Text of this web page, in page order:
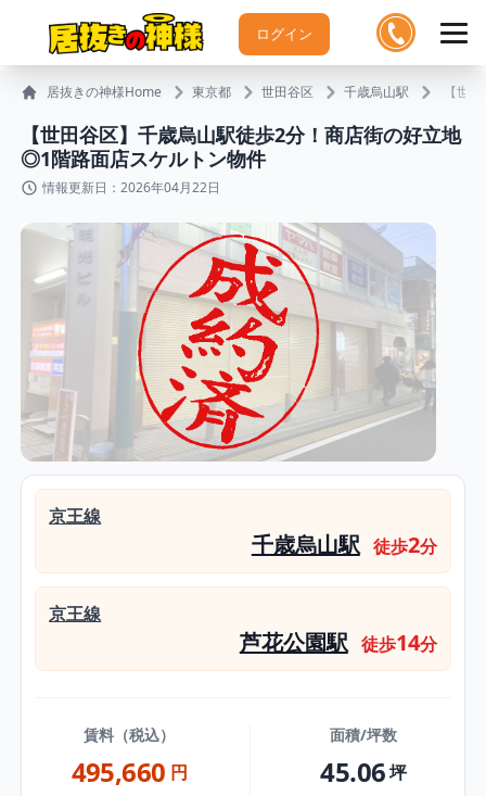
ログイン
居抜きの神様Home 東京都 世田谷区 千歳烏山駅 【世
【世田谷区】千歳烏⼭駅徒歩2分！商店街の好立地
◎1階路面店スケルトン物件
情報更新日：2026年04月22日
京王線
千歳烏山駅 徒歩2分
京王線
芦花公園駅 徒歩14分
賃料（税込）
495,660 円
面積/坪数
45.06坪